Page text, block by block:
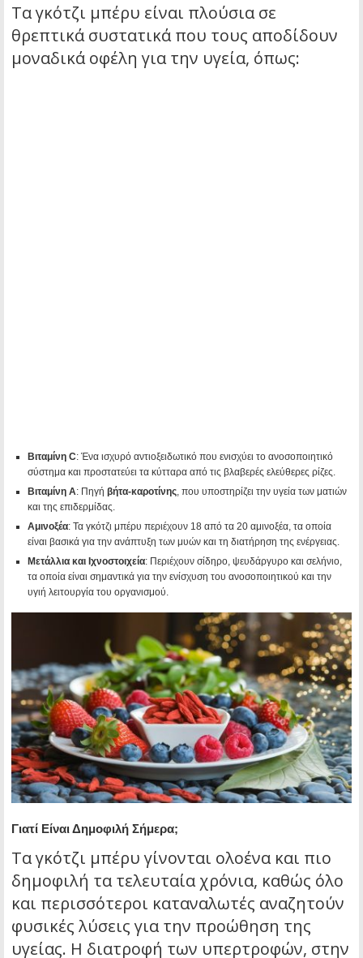
Τα γκότζι μπέρυ είναι πλούσια σε
θρεπτικά συστατικά που τους αποδίδουν
μοναδικά οφέλη για την υγεία, όπως:
Βιταμίνη C: Ένα ισχυρό αντιοξειδωτικό που ενισχύει το ανοσοποιητικό
σύστημα και προστατεύει τα κύτταρα από τις βλαβερές ελεύθερες ρίζες.
Βιταμίνη Α: Πηγή βήτα-καροτίνης, που υποστηρίζει την υγεία των ματιών
και της επιδερμίδας.
Αμινοξέα: Τα γκότζι μπέρυ περιέχουν 18 από τα 20 αμινοξέα, τα οποία
είναι βασικά για την ανάπτυξη των μυών και τη διατήρηση της ενέργειας.
Μετάλλια και Ιχνοστοιχεία: Περιέχουν σίδηρο, ψευδάργυρο και σελήνιο,
τα οποία είναι σημαντικά για την ενίσχυση του ανοσοποιητικού και την
υγιή λειτουργία του οργανισμού.
Γιατί Είναι Δημοφιλή Σήμερα;
Τα γκότζι μπέρυ γίνονται ολοένα και πιο
δημοφιλή τα τελευταία χρόνια, καθώς όλο
και περισσότεροι καταναλωτές αναζητούν
φυσικές λύσεις για την προώθηση της
υγείας. Η διατροφή των υπερτροφών, στην